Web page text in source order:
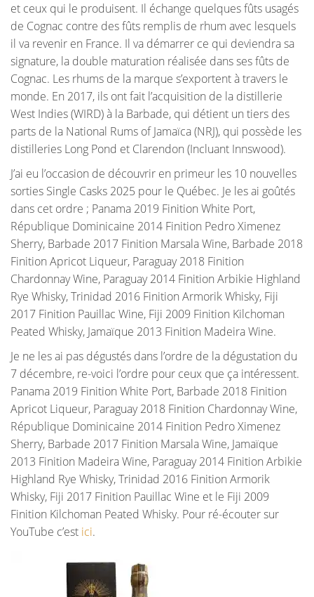
et ceux qui le produisent. Il échange quelques fûts usagés
de Cognac contre des fûts remplis de rhum avec lesquels
il va revenir en France. Il va démarrer ce qui deviendra sa
signature, la double maturation réalisée dans ses fûts de
Cognac. Les rhums de la marque s’exportent à travers le
monde. En 2017, ils ont fait l’acquisition de la distillerie
West Indies (WIRD) à la Barbade, qui détient un tiers des
parts de la National Rums of Jamaïca (NRJ), qui possède les
distilleries Long Pond et Clarendon (Incluant Innswood).
J’ai eu l’occasion de découvrir en primeur les 10 nouvelles
sorties Single Casks 2025 pour le Québec. Je les ai goûtés
dans cet ordre ; Panama 2019 Finition White Port,
République Dominicaine 2014 Finition Pedro Ximenez
Sherry, Barbade 2017 Finition Marsala Wine, Barbade 2018
Finition Apricot Liqueur, Paraguay 2018 Finition
Chardonnay Wine, Paraguay 2014 Finition Arbikie Highland
Rye Whisky, Trinidad 2016 Finition Armorik Whisky, Fiji
2017 Finition Pauillac Wine, Fiji 2009 Finition Kilchoman
Peated Whisky, Jamaïque 2013 Finition Madeira Wine.
Je ne les ai pas dégustés dans l’ordre de la dégustation du
7 décembre, re-voici l’ordre pour ceux que ça intéressent.
Panama 2019 Finition White Port, Barbade 2018 Finition
Apricot Liqueur, Paraguay 2018 Finition Chardonnay Wine,
République Dominicaine 2014 Finition Pedro Ximenez
Sherry, Barbade 2017 Finition Marsala Wine, Jamaïque
2013 Finition Madeira Wine, Paraguay 2014 Finition Arbikie
Highland Rye Whisky, Trinidad 2016 Finition Armorik
Whisky, Fiji 2017 Finition Pauillac Wine et le Fiji 2009
Finition Kilchoman Peated Whisky. Pour ré-écouter sur
YouTube c’est ici.